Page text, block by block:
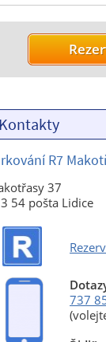
R7
37
54 pošta Lidice
737